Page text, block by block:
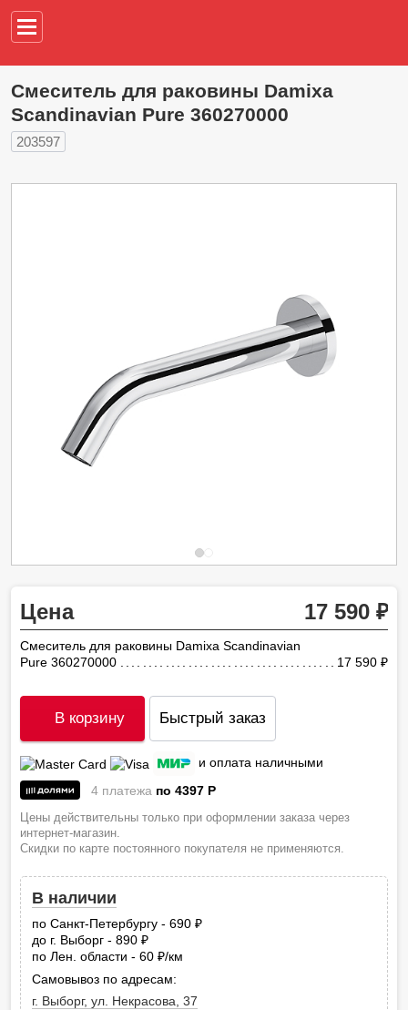
Смеситель для раковины Damixa
Scandinavian Pure 360270000
203597
Цена 17 590
Смеситель для раковины Damixa Scandinavian
Pure 360270000
17 590
В корзину Быстрый заказ
и оплата наличными
4 платежа по 4397 P
Цены действительны только при оформлении заказа через
интернет-магазин.
Скидки по карте постоянного покупателя не применяются.
В наличии
по Санкт-Петербургу - 690
до г. Выборг - 890
по Лен. области - 60
руб.
/км
Самовывоз по адресам:
г. Выборг, ул. Некрасова, 37